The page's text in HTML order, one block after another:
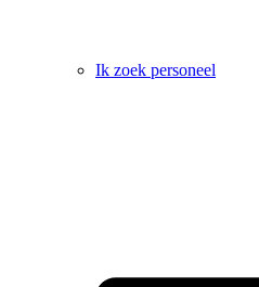
Ik zoek personeel